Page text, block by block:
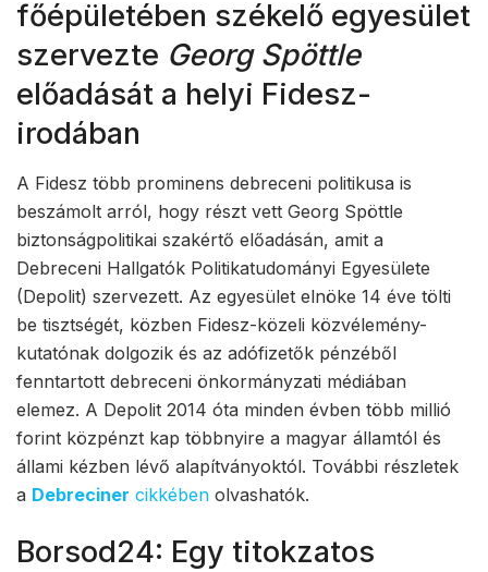
főépületében székelő egyesület
szervezte Georg Spöttle
előadását a helyi Fidesz-
irodában
A Fidesz több prominens debreceni politikusa is
beszámolt arról, hogy részt vett Georg Spöttle
biztonságpolitikai szakértő előadásán, amit a
Debreceni Hallgatók Politikatudományi Egyesülete
(Depolit) szervezett. Az egyesület elnöke 14 éve tölti
be tisztségét, közben Fidesz-közeli közvélemény-
kutatónak dolgozik és az adófizetők pénzéből
fenntartott debreceni önkormányzati médiában
elemez. A Depolit 2014 óta minden évben több millió
forint közpénzt kap többnyire a magyar államtól és
állami kézben lévő alapítványoktól. További részletek
a Debreciner cikkében olvashatók.
Borsod24: Egy titokzatos